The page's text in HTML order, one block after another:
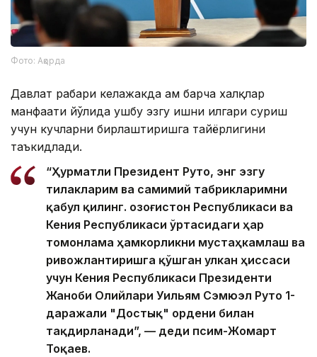
Фото: Ақорда
Давлат раҳбари келажакда ҳам барча халқлар
манфаати йўлида ушбу эзгу ишни илгари суриш
учун кучларни бирлаштиришга тайёрлигини
таъкидлади.
“Ҳурматли Президент Руто, энг эзгу
тилакларим ва самимий табрикларимни
қабул қилинг. Қозоғистон Республикаси ва
Кения Республикаси ўртасидаги ҳар
томонлама ҳамкорликни мустаҳкамлаш ва
ривожлантиришга қўшган улкан ҳиссаси
учун Кения Республикаси Президенти
Жаноби Олийлари Уильям Сэмюэл Руто 1-
даражали "Достық" ордени билан
тақдирланади”, — деди Қпсим-Жомарт
Тоқаев.